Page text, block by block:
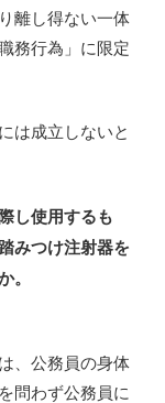
離し得ない一体
務行為」に限定
は成立しないと
し使用するも
みつけ注射器を
。
、公務員の身体
問わず公務員に